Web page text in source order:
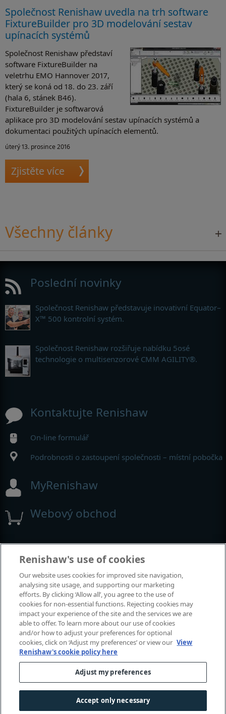
Společnost Renishaw uvedla na trh software
FixtureBuilder pro 3D modelování sestav
upínacích systémů
Společnost Renishaw představí
software FixtureBuilder na
veletrhu EMO Hannover 2017,
který se koná od 18. do 23. září
(hala 6, stánek B46).
FixtureBuilder je softwarová
aplikace pro 3D modelování sestav upínacích systémů a
dokumentaci použitých upínacích elementů.
úterý 13. prosince 2016
Zjistěte více
Všechny články
Poslední novinky
Společnost Renishaw představuje inovativní Equator–
X™ 500 kontrolní systém.
Společnost Renishaw rozšiřuje nabídku 5osé
technologie o multisenzorové CMM AGILITY®.
Kontaktujte Renishaw
On-line formulář
Podrobnosti o zastoupení společnosti – místní pobočka
MyRenishaw
Webový obchod
Výstavy a konference
Akce, kterých se účastníme
© 2001-2026 Renishaw plc. Všechna práva vyhrazena.
Kontaktujte nás
Ochrana osobních dat|Průvodce soubory cookie
Renishaw's use of cookies
Our website uses cookies for improved site navigation,
analysing site usage, and supporting our marketing
efforts. By clicking ‘Allow all’, you agree to the use of
cookies for non-essential functions. Rejecting cookies may
impact your experience of the site and the services we are
able to offer. To learn more about our use of cookies
and/or how to adjust your preferences for optional
cookies, click on ‘Adjust my preferences’ or view our View
Renishaw's cookie policy here
Adjust my preferences
Accept only necessary